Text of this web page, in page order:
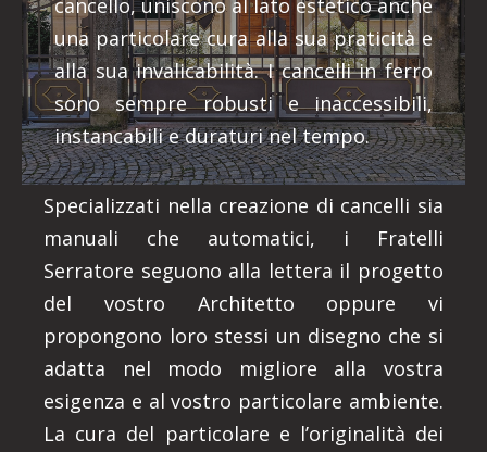
cancello, uniscono al lato estetico anche
una particolare cura alla sua praticità e
alla sua invalicabilità. I cancelli in ferro
sono sempre robusti e inaccessibili,
instancabili e duraturi nel tempo.
Specializzati nella creazione di cancelli sia
manuali che automatici, i Fratelli
Serratore seguono alla lettera il progetto
del vostro Architetto oppure vi
propongono loro stessi un disegno che si
adatta nel modo migliore alla vostra
esigenza e al vostro particolare ambiente.
La cura del particolare e l’originalità dei